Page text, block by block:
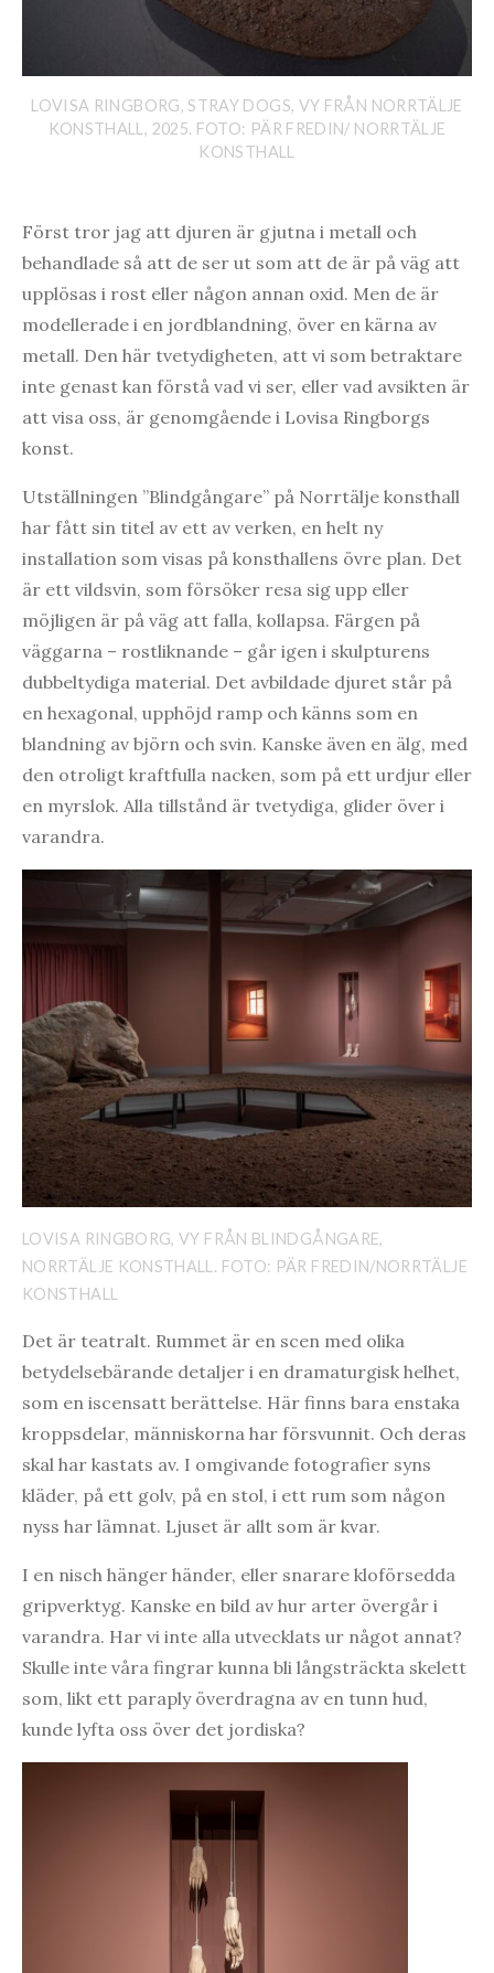
LOVISA RINGBORG, STRAY DOGS, VY FRÅN NORRTÄLJE
KONSTHALL, 2025. FOTO: PÄR FREDIN/ NORRTÄLJE
KONSTHALL
Först tror jag att djuren är gjutna i metall och
behandlade så att de ser ut som att de är på väg att
upplösas i rost eller någon annan oxid. Men de är
modellerade i en jordblandning, över en kärna av
metall. Den här tvetydigheten, att vi som betraktare
inte genast kan förstå vad vi ser, eller vad avsikten är
att visa oss, är genomgående i Lovisa Ringborgs
konst.
Utställningen ”Blindgångare” på Norrtälje konsthall
har fått sin titel av ett av verken, en helt ny
installation som visas på konsthallens övre plan. Det
är ett vildsvin, som försöker resa sig upp eller
möjligen är på väg att falla, kollapsa. Färgen på
väggarna – rostliknande – går igen i skulpturens
dubbeltydiga material. Det avbildade djuret står på
en hexagonal, upphöjd ramp och känns som en
blandning av björn och svin. Kanske även en älg, med
den otroligt kraftfulla nacken, som på ett urdjur eller
en myrslok. Alla tillstånd är tvetydiga, glider över i
varandra.
LOVISA RINGBORG, VY FRÅN BLINDGÅNGARE,
NORRTÄLJE KONSTHALL. FOTO: PÄR FREDIN/NORRTÄLJE
KONSTHALL
Det är teatralt. Rummet är en scen med olika
betydelsebärande detaljer i en dramaturgisk helhet,
som en iscensatt berättelse. Här finns bara enstaka
kroppsdelar, människorna har försvunnit. Och deras
skal har kastats av. I omgivande fotografier syns
kläder, på ett golv, på en stol, i ett rum som någon
nyss har lämnat. Ljuset är allt som är kvar.
I en nisch hänger händer, eller snarare kloförsedda
gripverktyg. Kanske en bild av hur arter övergår i
varandra. Har vi inte alla utvecklats ur något annat?
Skulle inte våra fingrar kunna bli långsträckta skelett
som, likt ett paraply överdragna av en tunn hud,
kunde lyfta oss över det jordiska?